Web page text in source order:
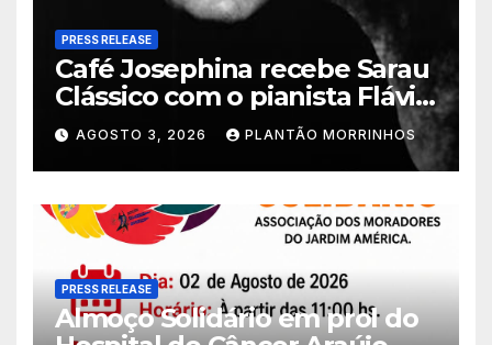
PRESS RELEASE
Café Josephina recebe Sarau
Clássico com o pianista Flávio
Varani nesta terça-feira
AGOSTO 3, 2026 PLANTÃO MORRINHOS
PRESS RELEASE
Almoço Solidário em prol do